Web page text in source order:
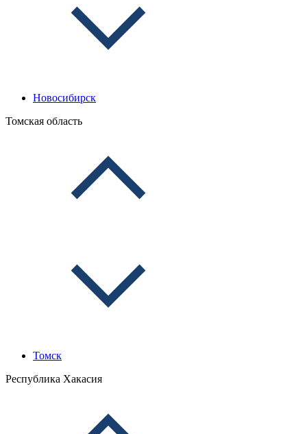
Новосибирск
Томская область
Томск
Республика Хакасия